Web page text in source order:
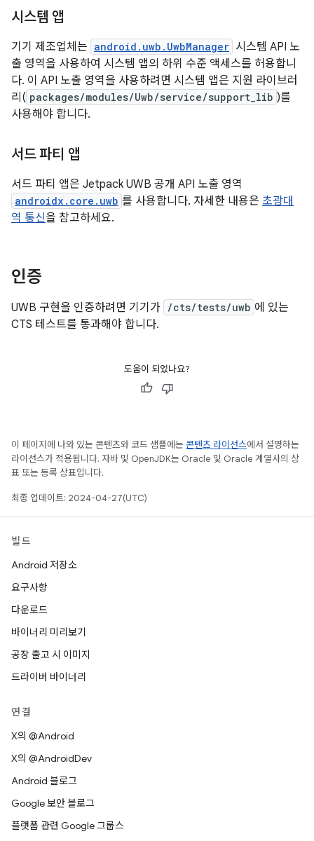
시스템 앱
기기 제조업체는 android.uwb.UwbManager 시스템 API 노
출 영역을 사용하여 시스템 앱의 하위 수준 액세스를 허용합니
다. 이 API 노출 영역을 사용하려면 시스템 앱은 지원 라이브러
리( packages/modules/Uwb/service/support_lib )를
사용해야 합니다.
서드 파티 앱
서드 파티 앱은 Jetpack UWB 공개 API 노출 영역
androidx.core.uwb 를 사용합니다. 자세한 내용은 초광대
역 통신을 참고하세요.
인증
UWB 구현을 인증하려면 기기가 /cts/tests/uwb 에 있는
CTS 테스트를 통과해야 합니다.
도움이 되었나요?
이 페이지에 나와 있는 콘텐츠와 코드 샘플에는 콘텐츠 라이선스에서 설명하는
라이선스가 적용됩니다. 자바 및 OpenJDK는 Oracle 및 Oracle 계열사의 상
표 또는 등록 상표입니다.
최종 업데이트: 2024-04-27(UTC)
빌드
Android 저장소
요구사항
다운로드
바이너리 미리보기
공장 출고 시 이미지
드라이버 바이너리
연결
X의 @Android
X의 @AndroidDev
Android 블로그
Google 보안 블로그
플랫폼 관련 Google 그룹스